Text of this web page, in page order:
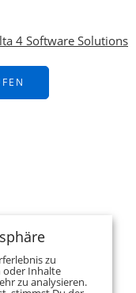
4 Software Solutions
zu
oder Inhalte
zu analysieren.